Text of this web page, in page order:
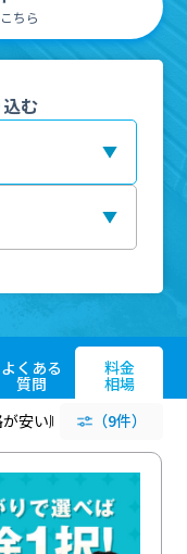
ちら
む
よくある
質問
料金
相場
安い順 評価が高い順
（9件）